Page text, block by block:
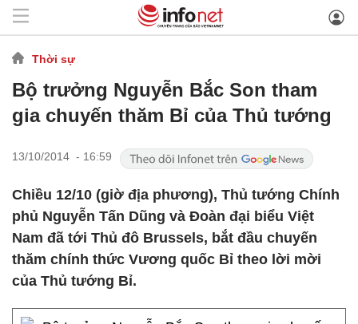
Thời sự
Bộ trưởng Nguyễn Bắc Son tham
gia chuyến thăm Bỉ của Thủ tướng
13/10/2014 - 16:59
Chiều 12/10 (giờ địa phương), Thủ tướng Chính
phủ Nguyễn Tấn Dũng và Đoàn đại biểu Việt
Nam đã tới Thủ đô Brussels, bắt đầu chuyến
thăm chính thức Vương quốc Bỉ theo lời mời
của Thủ tướng Bỉ.